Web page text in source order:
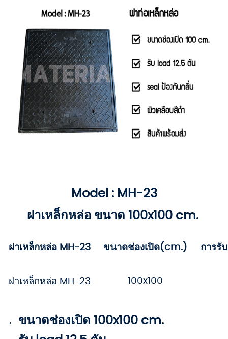
Model : MH-23
ฝาเหล็กหล่อ ขนาด 100x100 cm.
ฝาเหล็กหล่อ MH-23 ขนาดช่องเปิด(cm.) การรั
ฝาเหล็กหล่อ MH-23 100x100
ขนาดช่องเปิด 100x100 cm.